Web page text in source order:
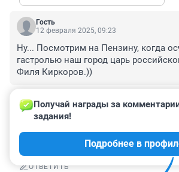
Гость
12 февраля 2025, 09:23
Ну... Посмотрим на Пензину, когда
гастролью наш город царь
Филя Киркоров.))
Гость
добавление: тоже участник "голой
ОТВЕТИТЬ
Получай награды за
задания!
Подробнее в